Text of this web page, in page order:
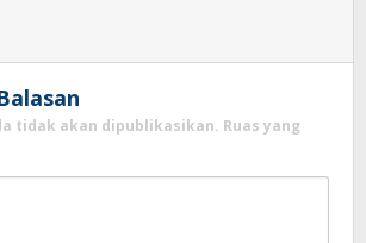
tidak akan dipublikasikan. Ruas yang